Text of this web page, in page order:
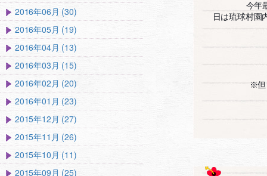
今年
日は琉球村園
※但
2016年06月 (30)
2016年05月 (19)
2016年04月 (13)
2016年03月 (15)
2016年02月 (20)
2016年01月 (23)
2015年12月 (27)
2015年11月 (26)
2015年10月 (11)
2015年09月 (25)